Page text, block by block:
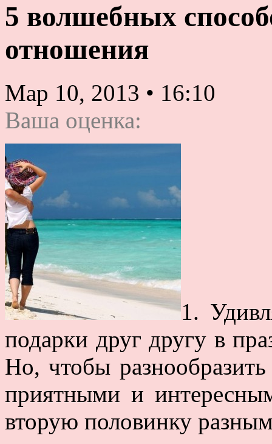
5 волшебных
отношения
Мар 10, 2013 • 16:10
Ваша оценка:
1.
подарки друг другу в
Но, чтобы
приятными и
вторую половинку